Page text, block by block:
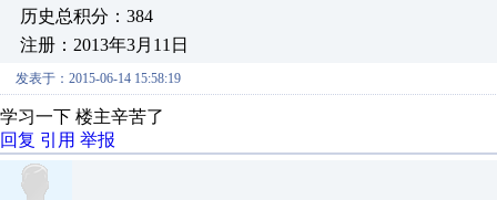
历史总积分：384
注册：2013年3月11日
发表于：2015-06-14 15:58:19
学习一下 楼主辛苦了
回复 引用 举报